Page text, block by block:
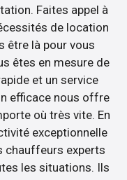
Faites appel à
de location
être là pour vous
êtes en mesure de
et un service
efficace nous offre
où très vite. En
exceptionnelle
chauffeurs experts
les situations. Ils